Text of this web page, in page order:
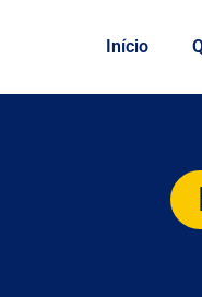
Início